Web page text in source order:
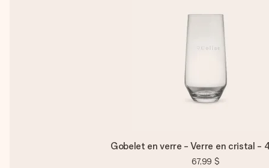
Gobelet en verre - Verre en cristal -
67,99 $